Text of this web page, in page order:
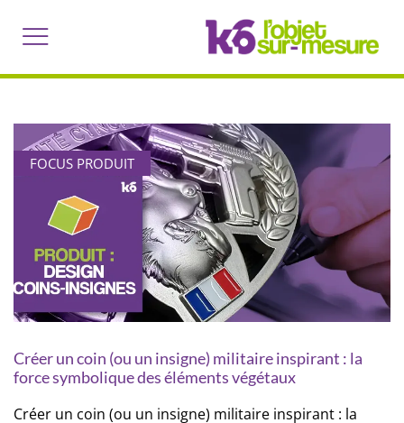
FOCUS PRODUIT
Créer un coin (ou un insigne) militaire inspirant : la
force symbolique des éléments végétaux
Créer un coin (ou un insigne) militaire inspirant : la